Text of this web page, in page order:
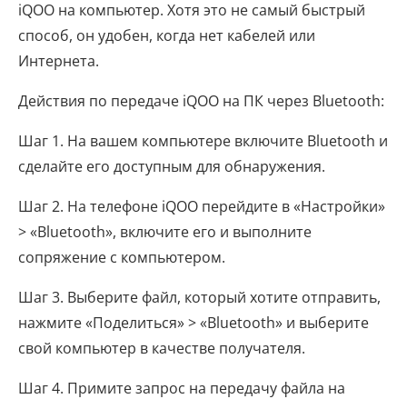
iQOO на компьютер. Хотя это не самый быстрый
способ, он удобен, когда нет кабелей или
Интернета.
Действия по передаче iQOO на ПК через Bluetooth:
Шаг 1. На вашем компьютере включите Bluetooth и
сделайте его доступным для обнаружения.
Шаг 2. На телефоне iQOO перейдите в «Настройки»
> «Bluetooth», включите его и выполните
сопряжение с компьютером.
Шаг 3. Выберите файл, который хотите отправить,
нажмите «Поделиться» > «Bluetooth» и выберите
свой компьютер в качестве получателя.
Шаг 4. Примите запрос на передачу файла на